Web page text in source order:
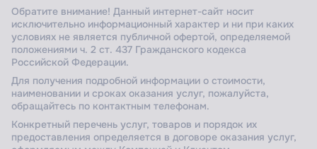
Обратите внимание! Данный интернет-сайт носит
исключительно информационный характер и ни при каких
условиях не является публичной офертой, определяемой
положениями ч. 2 ст. 437 Гражданского кодекса
Российской Федерации.
Для получения подробной информации о стоимости,
наименовании и сроках оказания услуг, пожалуйста,
обращайтесь по контактным телефонам.
Конкретный перечень услуг, товаров и порядок их
предоставления определяется в договоре оказания услуг,